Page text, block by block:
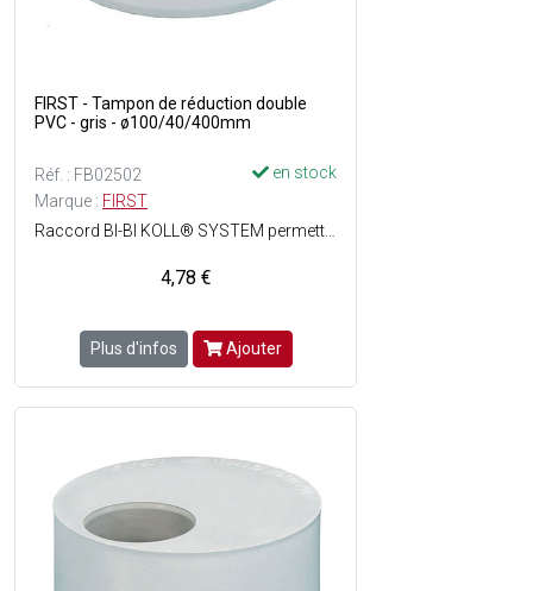
FIRST - Tampon de réduction double
PVC - gris - ø100/40/400mm
Réf. : FB02502
en stock
Marque : FIRST
4,78 €
Plus d'infos Ajouter